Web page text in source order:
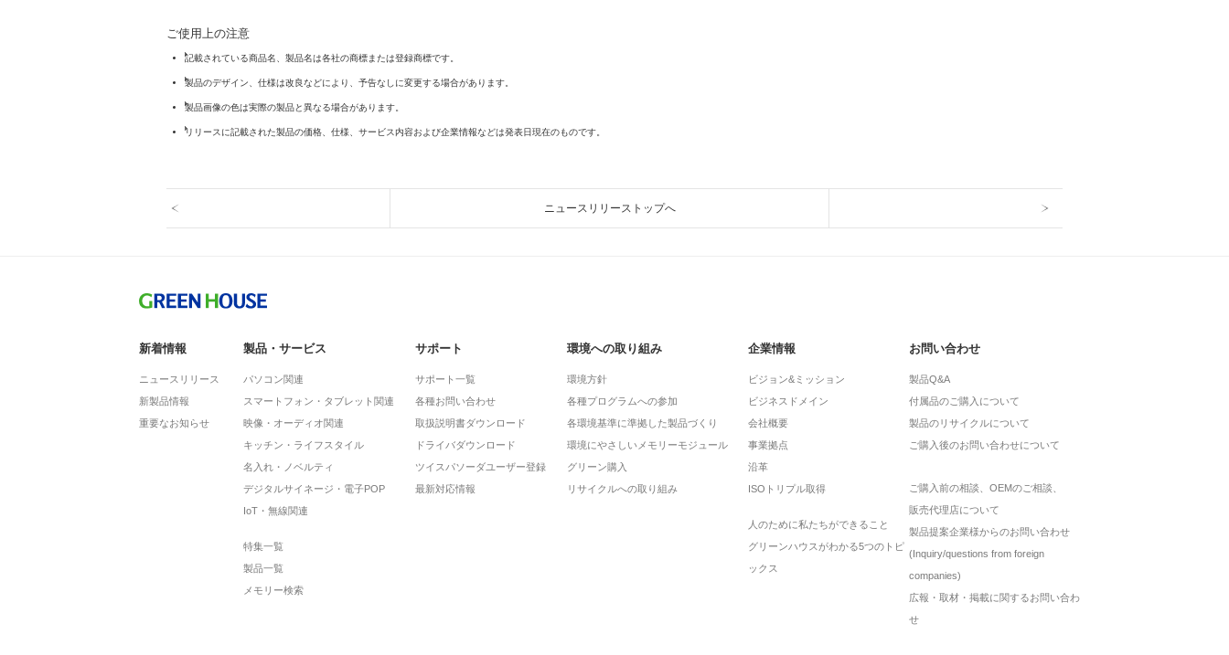
ご使用上の注意
記載されている商品名、製品名は各社の商標または登録商標です。
製品のデザイン、仕様は改良などにより、予告なしに変更する場合があります。
製品画像の色は実際の製品と異なる場合があります。
リリースに記載された製品の価格、仕様、サービス内容および企業情報などは発表日現在のものです。
ニュースリリーストップへ
新着情報
ニュースリリース
新製品情報
重要なお知らせ
製品・サービス
パソコン関連
スマートフォン・タブレット関連
映像・オーディオ関連
キッチン・ライフスタイル
名入れ・ノベルティ
デジタルサイネージ・電子POP
IoT・無線関連
特集一覧
製品一覧
メモリー検索
サポート
サポート一覧
各種お問い合わせ
取扱説明書ダウンロード
ドライバダウンロード
ツイスパソーダユーザー登録
最新対応情報
環境への取り組み
環境方針
各種プログラムへの参加
各環境基準に準拠した製品づくり
環境にやさしいメモリーモジュール
グリーン購入
リサイクルへの取り組み
企業情報
ビジョン&ミッション
ビジネスドメイン
会社概要
事業拠点
沿革
ISOトリプル取得
人のために私たちができること
グリーンハウスがわかる5つのトピ
ックス
お問い合わせ
製品Q&A
付属品のご購入について
製品のリサイクルについて
ご購入後のお問い合わせについて
ご購入前の相談、OEMのご相談、
販売代理店について
製品提案企業様からのお問い合わせ
(Inquiry/questions from foreign
companies)
広報・取材・掲載に関するお問い合わ
せ